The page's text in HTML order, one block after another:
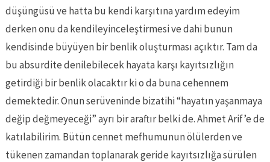
düşüngüsü ve hatta bu kendi karşıtına yardım edeyim
derken onu da kendileyinceleştirmesi ve dahi bunun
kendisinde büyüyen bir benlik oluşturması açıktır. Tam da
bu absurdite denilebilecek hayata karşı kayıtsızlığın
getirdiği bir benlik olacaktır ki o da buna cehennem
demektedir. Onun serüveninde bizatihi “hayatın yaşanmaya
değip değmeyeceği” ayrı bir araftır belki de. Ahmet Arif’e de
katılabilirim. Bütün cennet mefhumunun ölülerden ve
tükenen zamandan toplanarak geride kayıtsızlığa sürülen